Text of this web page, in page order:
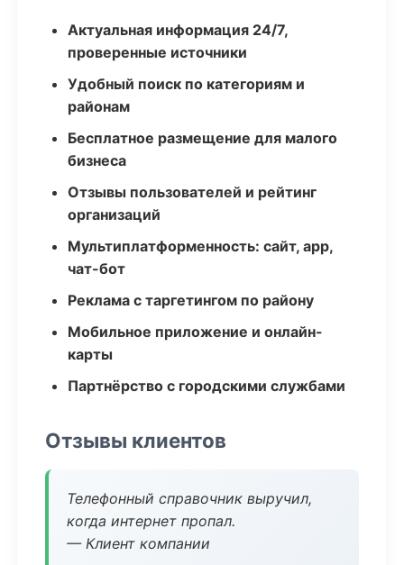
Актуальная информация 24/7,
проверенные источники
Удобный поиск по категориям и
районам
Бесплатное размещение для малого
бизнеса
Отзывы пользователей и рейтинг
организаций
Мультиплатформенность: сайт, app,
чат-бот
Реклама с таргетингом по району
Мобильное приложение и онлайн-
карты
Партнёрство с городскими службами
Отзывы клиентов
Телефонный справочник выручил,
когда интернет пропал.
— Клиент компании